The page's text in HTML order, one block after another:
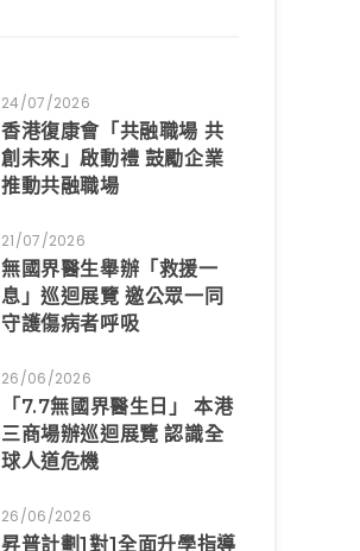
24/07/2026
香港復康會「共融職場 共
創未來」啟動禮 鼓勵企業
推動共融職場
21/07/2026
無國界醫生舉辦「救援一
息」巡迴展覽 邀公眾一同
守護傷病者呼吸
26/06/2026
「7.7無國界醫生日」 本港
三商場辦巡迴展覽 認識全
球人道危機
26/06/2026
昇普計劃1對1全面升學指導